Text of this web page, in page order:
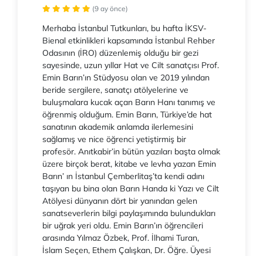
(9 ay önce)
Merhaba İstanbul Tutkunları, bu hafta İKSV-
Bienal etkinlikleri kapsamında İstanbul Rehber
Odasının (İRO) düzenlemiş olduğu bir gezi
sayesinde, uzun yıllar Hat ve Cilt sanatçısı Prof.
Emin Barın’ın Stüdyosu olan ve 2019 yılından
beride sergilere, sanatçı atölyelerine ve
buluşmalara kucak açan Barın Hanı tanımış ve
öğrenmiş olduğum. Emin Barın, Türkiye’de hat
sanatının akademik anlamda ilerlemesini
sağlamış ve nice öğrenci yetiştirmiş bir
profesör. Anıtkabir’in bütün yazıları başta olmak
üzere birçok berat, kitabe ve levha yazan Emin
Barın’ ın İstanbul Çemberlitaş’ta kendi adını
taşıyan bu bina olan Barın Handa ki Yazı ve Cilt
Atölyesi dünyanın dört bir yanından gelen
sanatseverlerin bilgi paylaşımında bulundukları
bir uğrak yeri oldu. Emin Barın’ın öğrencileri
arasında Yılmaz Özbek, Prof. İlhami Turan,
İslam Seçen, Ethem Çalışkan, Dr. Öğre. Üyesi